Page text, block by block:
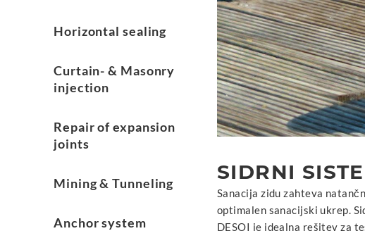
Horizontal sealing
Curtain- & Masonry
injection
Repair of expansion
joints
Mining & Tunneling
Anchor system
SIDRNI
Sanacija zidu zahteva
optimalen sanacijski ukrep.
DESOI je idealna rešitev za